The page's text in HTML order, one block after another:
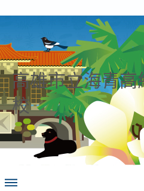
高雄市立海青高
校